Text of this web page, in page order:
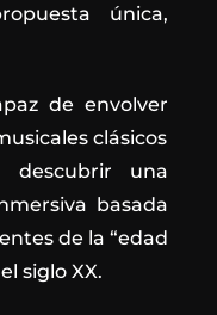
única,
de envolver
clásicos
descubrir una
basada
de la “edad
siglo XX.